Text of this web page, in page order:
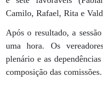
Camilo, Rafael, Rita e
Após o resultado, a
uma hora. Os
plenário e as
composição das comissões.